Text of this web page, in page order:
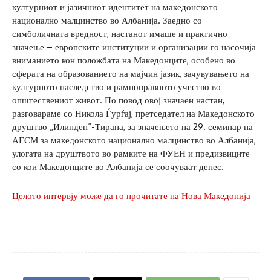
културниот и јазичниот идентитет на македонското
национално малцинство во Албанија. Заедно со
симболичната вредност, настанот имаше и практично
значење – европските институции и организации го насочија
вниманието кон положбата на Македонците, особено во
сферата на образованието на мајчин јазик, зачувувањето на
културното наследство и рамноправното учество во
општествениот живот. По повод овој значаен настан,
разговараме со Никола Ѓурѓај, претседател на Македонското
друштво „Илинден“-Тирана, за значењето на 29. семинар на
АГСМ за македонското национално малцинство во Албанија,
улогата на друштвото во рамките на ФУЕН и предизвиците
со кои Македонците во Албанија се соочуваат денес.
Целото интервју може да го прочитате на Нова Македонија